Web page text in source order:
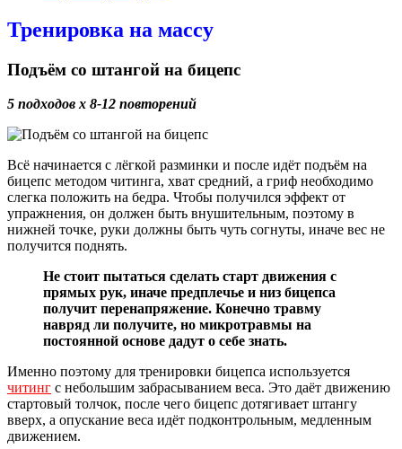
Тренировка на массу
Подъём со штангой на бицепс
5 подходов х 8-12 повторений
Всё начинается с лёгкой разминки и после идёт подъём на
бицепс методом читинга, хват средний, а гриф необходимо
слегка положить на бедра. Чтобы получился эффект от
упражнения, он должен быть внушительным, поэтому в
нижней точке, руки должны быть чуть согнуты, иначе вес не
получится поднять.
Не стоит пытаться сделать старт движения с
прямых рук, иначе предплечье и низ бицепса
получит перенапряжение. Конечно травму
навряд ли получите, но микротравмы на
постоянной основе дадут о себе знать.
Именно поэтому для тренировки бицепса используется
читинг с небольшим забрасыванием веса. Это даёт движению
стартовый толчок, после чего бицепс дотягивает штангу
вверх, а опускание веса идёт подконтрольным, медленным
движением.